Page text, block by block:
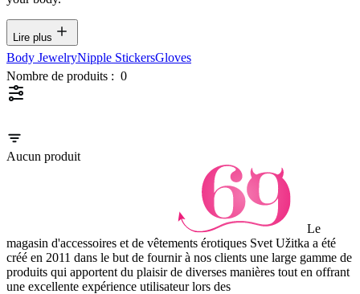
Lire plus
Body JewelryNipple StickersGloves
Nombre de produits : 0
Aucun produit
Le
magasin d'accessoires et de vêtements érotiques Svet Užitka a été
créé en 2011 dans le but de fournir à nos clients une large gamme de
produits qui apportent du plaisir de diverses manières tout en offrant
une excellente expérience utilisateur lors des